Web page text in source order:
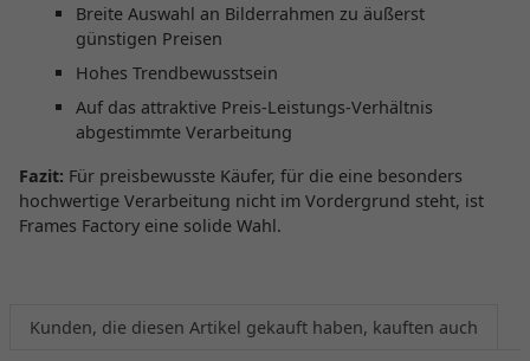
Breite Auswahl an Bilderrahmen zu äußerst
günstigen Preisen
Hohes Trendbewusstsein
Auf das attraktive Preis-Leistungs-Verhältnis
abgestimmte Verarbeitung
Fazit: Für preisbewusste Käufer, für die eine besonders
hochwertige Verarbeitung nicht im Vordergrund steht, ist
Frames Factory eine solide Wahl.
Kunden, die diesen Artikel gekauft haben, kauften auch